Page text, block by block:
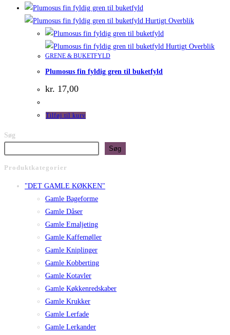
Hurtigt Overblik
Hurtigt Overblik
GRENE & BUKETFYLD
Plumosus fin fyldig gren til buketfyld
kr. 17,00
Tilføj til kurv
Søg
Søg
Produktkategorier
"DET GAMLE KØKKEN"
Gamle Bageforme
Gamle Dåser
Gamle Emaljeting
Gamle Kaffemøller
Gamle Kniplinger
Gamle Kobberting
Gamle Kotavler
Gamle Køkkenredskaber
Gamle Krukker
Gamle Lerfade
Gamle Lerkander